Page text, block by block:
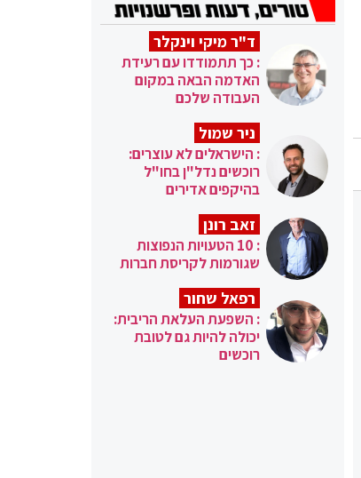
ד"ר מיקי וינקלר
: כך תתמודדו עם רעידת
האדמה הבאה במקום
העבודה שלכם
ניר שמול
: הישראלים לא עוצרים:
רוכשים נדל"ן בחו"ל
בהיקפים אדירים
זאב רונן
: 10 הטעויות הנפוצות
שגורמות לקריסת חברות
רפאל שחור
: השפעת העלאת הריבית:
יכולה להיות גם לטובת
רוכשים